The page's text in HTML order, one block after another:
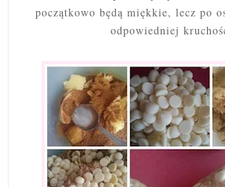
początkowo będą miękkie, lecz po
odpowiedniej